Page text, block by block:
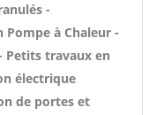
-
à Chaleur -
Petits travaux en
électrique
de portes et